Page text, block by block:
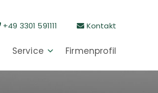
+49 3301 591111 Kontakt
Service Firmenprofil